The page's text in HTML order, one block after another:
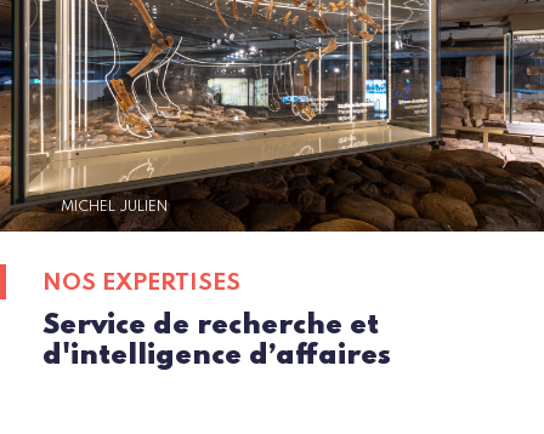
MICHEL JULIEN
NOS EXPERTISES
Service de recherche et
d'intelligence d’affaires